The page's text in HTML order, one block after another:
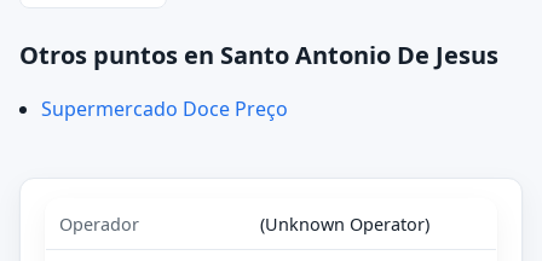
Otros puntos en Santo Antonio De Jesus
Supermercado Doce Preço
Operador (Unknown Operator)